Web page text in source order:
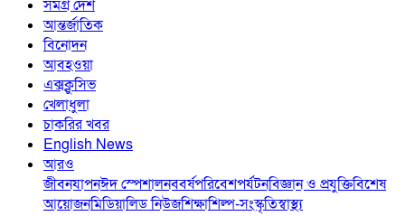
সমগ্র দেশ
আন্তর্জাতিক
বিনোদন
আবহওয়া
এক্সক্লুসিভ
খেলাধুলা
চাকরির খবর
English News
আরও
জীবনযাপনঈদ স্পেশালনববর্ষপরিবেশপর্যটনবিজ্ঞান ও প্রযুক্তিবিশেষ
আয়োজনমিডিয়ালিড নিউজশিক্ষাশিল্প-সংস্কৃতিস্বাস্থ্য